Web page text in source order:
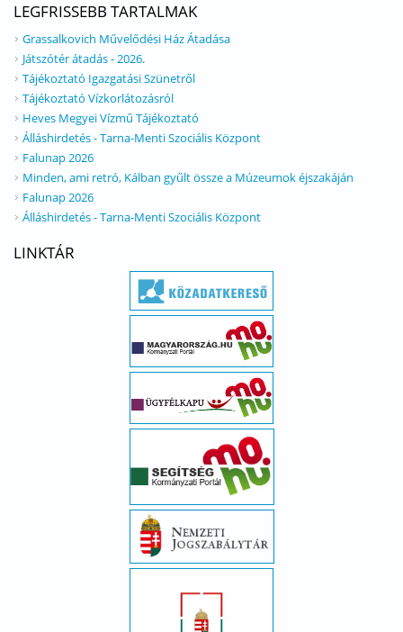
LEGFRISSEBB TARTALMAK
Grassalkovich Művelődési Ház Átadása
Játszótér átadás - 2026.
Tájékoztató Igazgatási Szünetről
Tájékoztató Vízkorlátozásról
Heves Megyei Vízmű Tájékoztató
Álláshirdetés - Tarna-Menti Szociális Központ
Falunap 2026
Minden, ami retró, Kálban gyűlt össze a Múzeumok éjszakáján
Falunap 2026
Álláshirdetés - Tarna-Menti Szociális Központ
LINKTÁR